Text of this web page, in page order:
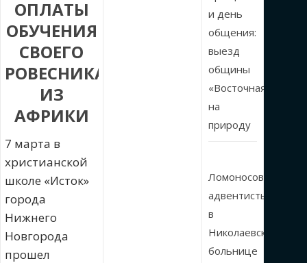
ОПЛАТЫ
ОБУЧЕНИЯ
СВОЕГО
РОВЕСНИКА
ИЗ
АФРИКИ
7 марта в
христианской
школе «Исток»
города
Нижнего
Новгорода
прошел
и день
общения:
выезд
общины
«Восточная»
на
природу
Ломоносовские
адвентисты
в
Николаевской
больнице